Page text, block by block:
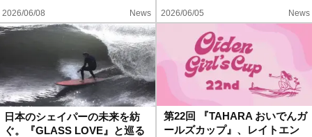
2026/06/08 News 2026/06/05 News
日本のシェイパーの未来を紡
ぐ。『GLASS LOVE』と巡る
第22回 『TAHARA おいでんガ
ールズカップ』、レイトエン